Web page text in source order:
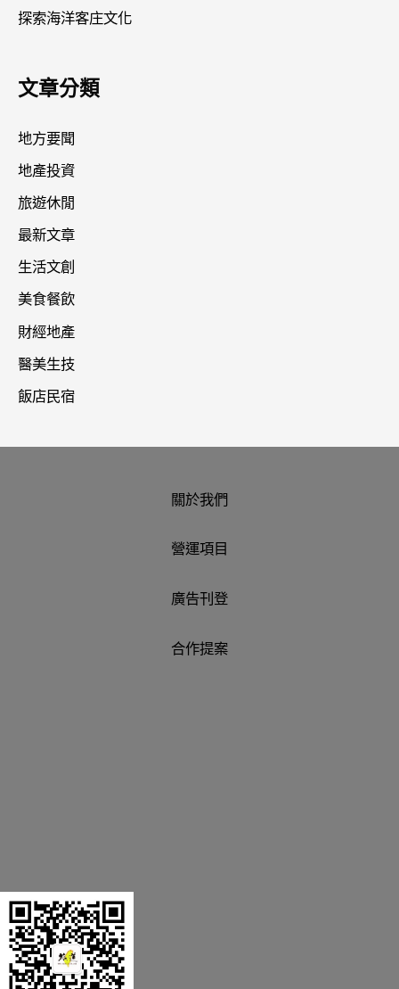
探索海洋客庄文化
文章分類
地方要聞
地產投資
旅遊休閒
最新文章
生活文創
美食餐飲
財經地產
醫美生技
飯店民宿
關於我們
營運項目
廣告刊登
合作提案